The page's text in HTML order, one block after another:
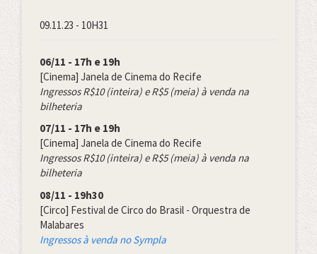
09.11.23 - 10H31
06/11 - 17h e 19h
[Cinema] Janela de Cinema do Recife
Ingressos R$10 (inteira) e R$5 (meia) à venda na
bilheteria
07/11 - 17h e 19h
[Cinema] Janela de Cinema do Recife
Ingressos R$10 (inteira) e R$5 (meia) à venda na
bilheteria
08/11 - 19h30
[Circo] Festival de Circo do Brasil - Orquestra de
Malabares
Ingressos à venda no Sympla